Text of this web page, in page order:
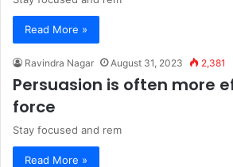
Read More »
Ravindra Nagar August 31, 2023 2,381
Persuasion is often more
force
Stay focused and rem
Read More »